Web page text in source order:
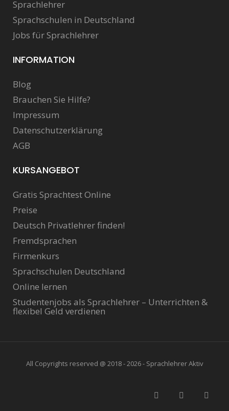
Sprachlehrer
Sprachschulen in Deutschland
Jobs für Sprachlehrer
INFORMATION
Blog
Brauchen Sie Hilfe?
Impressum
Datenschutzerklärung
AGB
KURSANGEBOT
Gratis Sprachtest Online
Preise
Deutsch Privatlehrer finden!
Fremdsprachen
Firmenkurs
Sprachschulen Deutschland
Online lernen
Studentenjobs als Sprachlehrer – Unterrichten &
flexibel Geld verdienen
All Copyrights reserved @ 2018 - 2026 - Sprachlehrer Aktiv